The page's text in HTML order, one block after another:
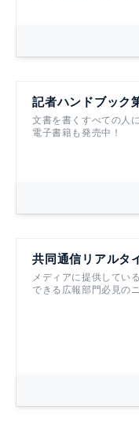
記者ハンドブック
文書を書くすべての人
電子書籍も発売中！
共同通信リアルタ
メディアに提供してい
できる広報部門必見の